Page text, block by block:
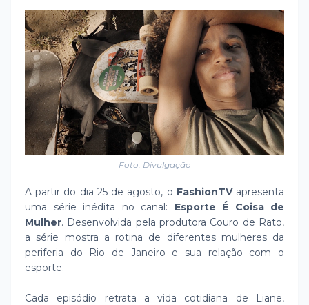
Foto: Divulgação
A partir do dia 25 de agosto, o FashionTVapresenta
uma série inédita no canal: Esporte É Coisa de
Mulher. Desenvolvida pela produtora Couro de Rato,
a série mostra a rotina de diferentes mulheres da
periferia do Rio de Janeiro e sua relação com o
esporte.
Cada episódio retrata a vida cotidiana de Liane,